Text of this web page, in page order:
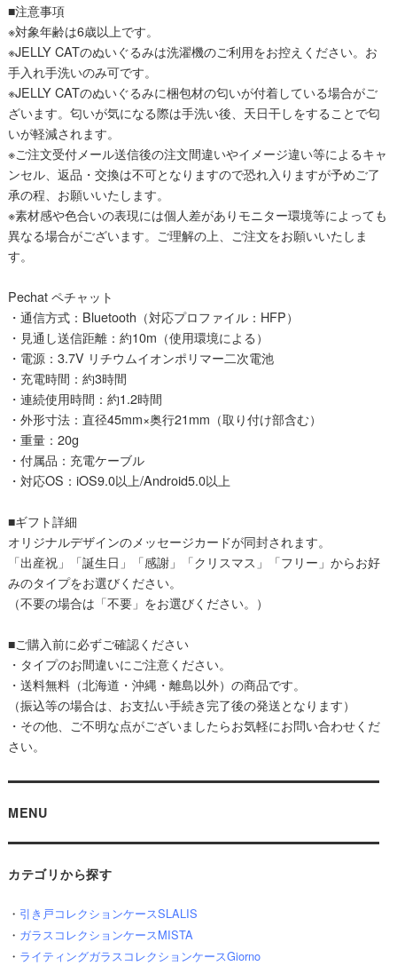
■注意事項
※対象年齢は6歳以上です。
※JELLY CATのぬいぐるみは洗濯機のご利用をお控えください。お
手入れ手洗いのみ可です。
※JELLY CATのぬいぐるみに梱包材の匂いが付着している場合がご
ざいます。匂いが気になる際は手洗い後、天日干しをすることで匂
いが軽減されます。
※ご注文受付メール送信後の注文間違いやイメージ違い等によるキャ
ンセル、返品・交換は不可となりますので恐れ入りますが予めご了
承の程、お願いいたします。
※素材感や色合いの表現には個人差がありモニター環境等によっても
異なる場合がございます。ご理解の上、ご注文をお願いいたしま
す。
Pechat ペチャット
・通信方式：Bluetooth（対応プロファイル：HFP）
・見通し送信距離：約10m（使用環境による）
・電源：3.7V リチウムイオンポリマー二次電池
・充電時間：約3時間
・連続使用時間：約1.2時間
・外形寸法：直径45mm×奥行21mm（取り付け部含む）
・重量：20g
・付属品：充電ケーブル
・対応OS：iOS9.0以上/Android5.0以上
■ギフト詳細
オリジナルデザインのメッセージカードが同封されます。
「出産祝」「誕生日」「感謝」「クリスマス」「フリー」からお好
みのタイプをお選びください。
（不要の場合は「不要」をお選びください。）
■ご購入前に必ずご確認ください
・タイプのお間違いにご注意ください。
・送料無料（北海道・沖縄・離島以外）の商品です。
（振込等の場合は、お支払い手続き完了後の発送となります）
・その他、ご不明な点がございましたらお気軽にお問い合わせくだ
さい。
MENU
カテゴリから探す
・ 引き戸コレクションケースSLALIS
・ ガラスコレクションケースMISTA
・ ライティングガラスコレクションケースGiorno